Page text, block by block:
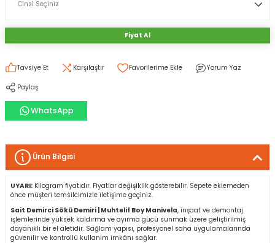
ve Kartonpiyer
& PANEL
HARÇLARI
Fiyat Al
Tavsiye Et Karşılaştır Yorum Yaz
Paylaş
WhatsApp
Ürün Bilgisi
UYARI: Kilogram fiyatıdır. Fiyatlar değişiklik gösterebilir. Sepete eklemeden
önce müşteri temsilcimizle iletişime geçiniz.
Sait Demirci Sökü Demiri | Muhtelif Boy Manivela, inşaat ve demontaj
işlemlerinde yüksek kaldırma ve ayırma gücü sunmak üzere geliştirilmiş
dayanıklı bir el aletidir. Sağlam yapısı, profesyonel saha uygulamalarında
güvenilir ve kontrollü kullanım imkânı sağlar.